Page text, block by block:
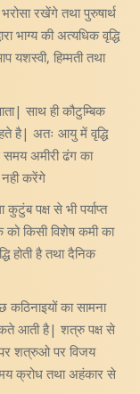
रखेंगे तथा पुरुषार्थ
भाग्य की अत्यधिक वृद्धि
यशस्वी, हिम्मती तथा
साथ ही कौटुम्बिक
है| अतः आयु में वृद्धि
समय अमीरी ढंग का
करेंगे
पक्ष से भी पर्याप्त
को किसी विशेष कमी का
होती है तथा दैनिक
का सामना
आती है| शत्रु पक्ष से
शत्रुओ पर विजय
क्रोध तथा अहंकार से